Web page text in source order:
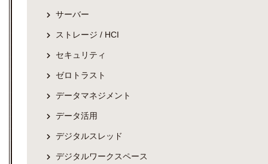
サーバー
ストレージ / HCI
セキュリティ
ゼロトラスト
データマネジメント
データ活用
デジタルスレッド
デジタルワークスペース